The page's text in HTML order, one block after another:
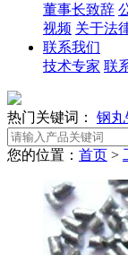
董事长致辞
视频 关于法
联系我们
技术专家 联
热门关键词： 钢丸
您的位置： 首页 >